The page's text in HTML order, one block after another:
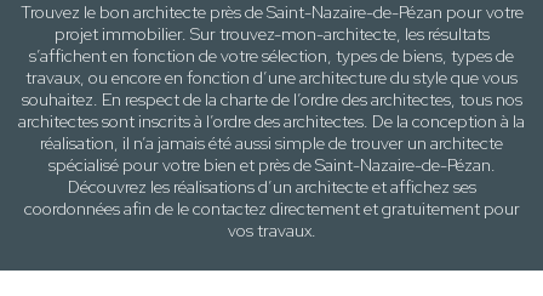
Trouvez le bon architecte près deSaint-Nazaire-de-Pézan pour votre
projet immobilier. Sur trouvez-mon-architecte, les résultats
s’affichent en fonction de votre sélection, types de biens, types de
travaux, ou encore en fonction d’une architecturedu style que vous
souhaitez. En respect de la charte de l’ordre des architectes, tous nos
architectes sont inscrits à l’ordre des architectes. De la conception à la
réalisation, il n’a jamais été aussi simple de trouver un architecte
spécialisé pour votre bien et près deSaint-Nazaire-de-Pézan.
Découvrez les réalisations d’un architecte et affichez ses
coordonnées afin de le contactez directement et gratuitement pour
vos travaux.